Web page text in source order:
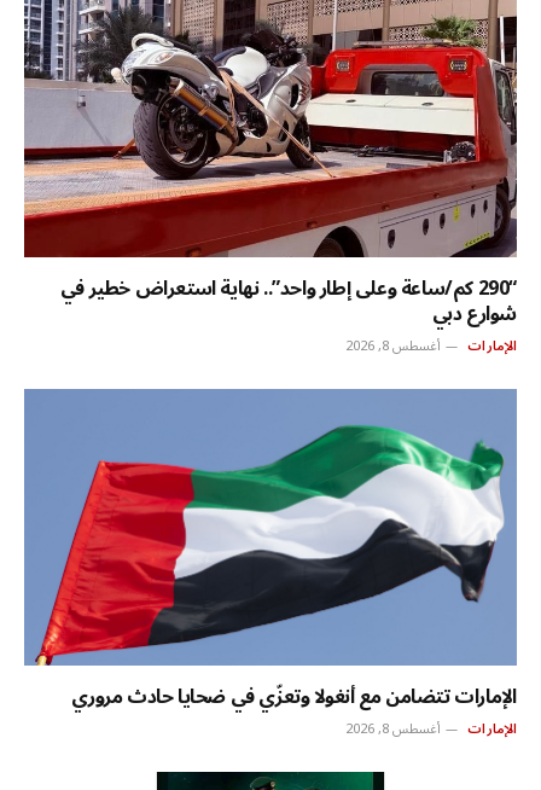
“290 كم/ساعة وعلى إطار واحد”.. نهاية استعراض خطير في
شوارع دبي
الإمارات أغسطس 8, 2026
الإمارات تتضامن مع أنغولا وتعزّي في ضحايا حادث مروري
الإمارات أغسطس 8, 2026